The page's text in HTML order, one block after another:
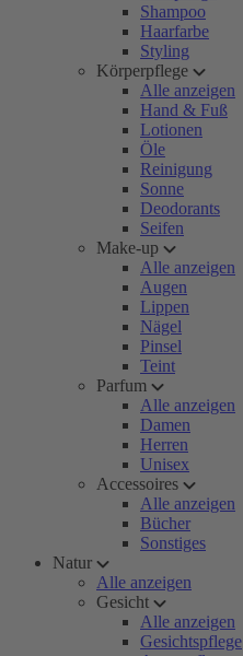
Shampoo
Haarfarbe
Styling
Körperpflege
Alle anzeigen
Hand & Fuß
Lotionen
Öle
Reinigung
Sonne
Deodorants
Seifen
Make-up
Alle anzeigen
Augen
Lippen
Nägel
Pinsel
Teint
Parfum
Alle anzeigen
Damen
Herren
Unisex
Accessoires
Alle anzeigen
Bücher
Sonstiges
Natur
Alle anzeigen
Gesicht
Alle anzeigen
Gesichtspflege